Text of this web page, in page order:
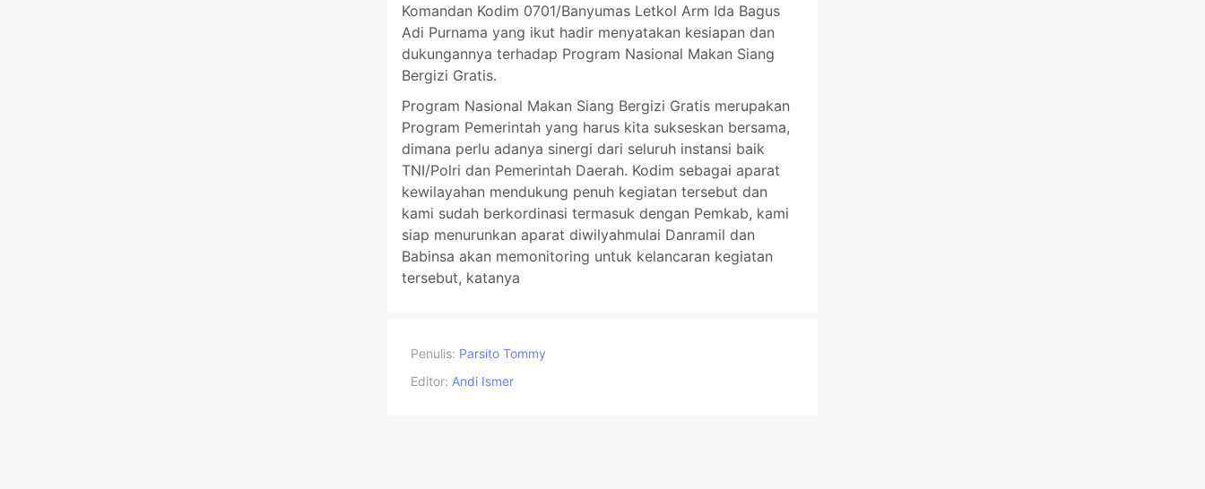
Komandan Kodim 0701/Banyumas Letkol Arm Ida Bagus
Adi Purnama yang ikut hadir menyatakan kesiapan dan
dukungannya terhadap Program Nasional Makan Siang
Bergizi Gratis.
Program Nasional Makan Siang Bergizi Gratis merupakan
Program Pemerintah yang harus kita sukseskan bersama,
dimana perlu adanya sinergi dari seluruh instansi baik
TNI/Polri dan Pemerintah Daerah. Kodim sebagai aparat
kewilayahan mendukung penuh kegiatan tersebut dan
kami sudah berkordinasi termasuk dengan Pemkab, kami
siap menurunkan aparat diwilyahmulai Danramil dan
Babinsa akan memonitoring untuk kelancaran kegiatan
tersebut, katanya
Penulis: Parsito Tommy
Editor: Andi Ismer